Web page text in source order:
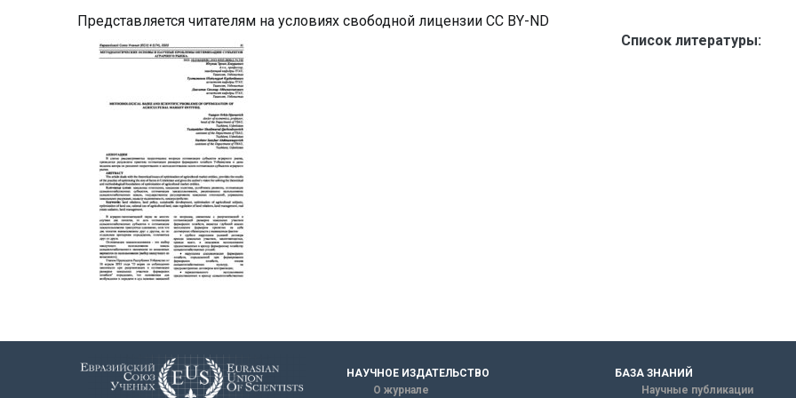
Представляется читателям на условиях свободной лицензии CC BY-ND
Список литературы:
НАУЧНОЕ ИЗДАТЕЛЬСТВО
О журнале
БАЗА ЗНАНИЙ
Научные публикации